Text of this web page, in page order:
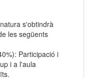
s'obtindrà
les següents
Participació i
i a l'aula